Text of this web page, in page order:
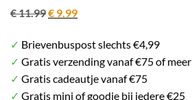
€11.99Oorspronkelijke
was:
€ 11.99.
€ 9.99Huidige
is:
€ 9.99.
✓ Brievenbuspost slechts €4,99
✓ Gratis verzending vanaf €75 of meer
✓ Gratis cadeautje vanaf €75
✓ Gratis mini of goodie bij iedere €25